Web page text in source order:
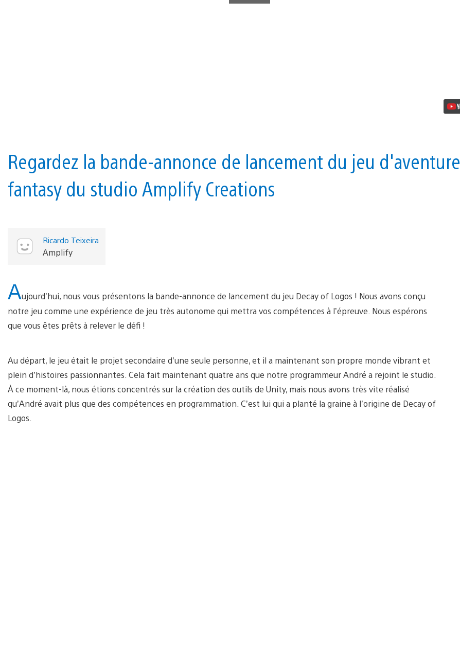
Le
Regardez la bande-annonce de lancement du jeu d'aventure
fantasy du studio Amplify Creations
Ricardo Teixeira
Amplify
Aujourd’hui, nous vous présentons la bande-annonce de lancement du jeu Decay of Logos ! Nous avons conçu
notre jeu comme une expérience de jeu très autonome qui mettra vos compétences à l’épreuve. Nous espérons
que vous êtes prêts à relever le défi !
Au départ, le jeu était le projet secondaire d’une seule personne, et il a maintenant son propre monde vibrant et
plein d’histoires passionnantes. Cela fait maintenant quatre ans que notre programmeur André a rejoint le studio.
À ce moment-là, nous étions concentrés sur la création des outils de Unity, mais nous avons très vite réalisé
qu’André avait plus que des compétences en programmation. C’est lui qui a planté la graine à l’origine de Decay of
Logos.